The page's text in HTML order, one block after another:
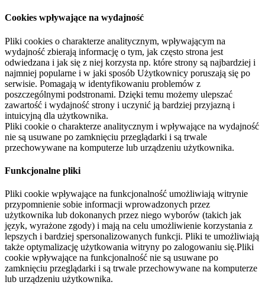
Cookies wpływające na wydajność
Pliki cookies o charakterze analitycznym, wpływającym na
wydajność zbierają informację o tym, jak często strona jest
odwiedzana i jak się z niej korzysta np. które strony są najbardziej i
najmniej popularne i w jaki sposób Użytkownicy poruszają się po
serwisie. Pomagają w identyfikowaniu problemów z
poszczególnymi podstronami. Dzięki temu możemy ulepszać
zawartość i wydajność strony i uczynić ją bardziej przyjazną i
intuicyjną dla użytkownika.
Pliki cookie o charakterze analitycznym i wpływające na wydajność
nie są usuwane po zamknięciu przeglądarki i są trwale
przechowywane na komputerze lub urządzeniu użytkownika.
Funkcjonalne pliki
Pliki cookie wpływające na funkcjonalność umożliwiają witrynie
przypomnienie sobie informacji wprowadzonych przez
użytkownika lub dokonanych przez niego wyborów (takich jak
język, wyrażone zgody) i mają na celu umożliwienie korzystania z
lepszych i bardziej spersonalizowanych funkcji. Pliki te umożliwiają
także optymalizację użytkowania witryny po zalogowaniu się.Pliki
cookie wpływające na funkcjonalność nie są usuwane po
zamknięciu przeglądarki i są trwale przechowywane na komputerze
lub urządzeniu użytkownika.